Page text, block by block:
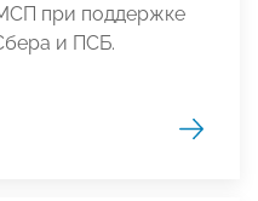
при поддержке
и ПСБ.